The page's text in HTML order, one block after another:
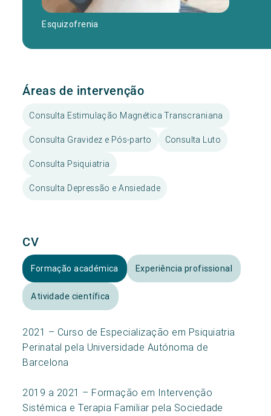
Esquizofrenia
Áreas de intervenção
Consulta Estimulação Magnética Transcraniana
Consulta Gravidez e Pós-parto Consulta Luto
Consulta Psiquiatria
Consulta Depressão e Ansiedade
CV
Formação académica Experiência profissional
Atividade científica
2021 – Curso de Especialização em Psiquiatria
Perinatal pela Universidade Autónoma de
Barcelona
2019 a 2021 – Formação em Intervenção
Sistémica e Terapia Familiar pela Sociedade